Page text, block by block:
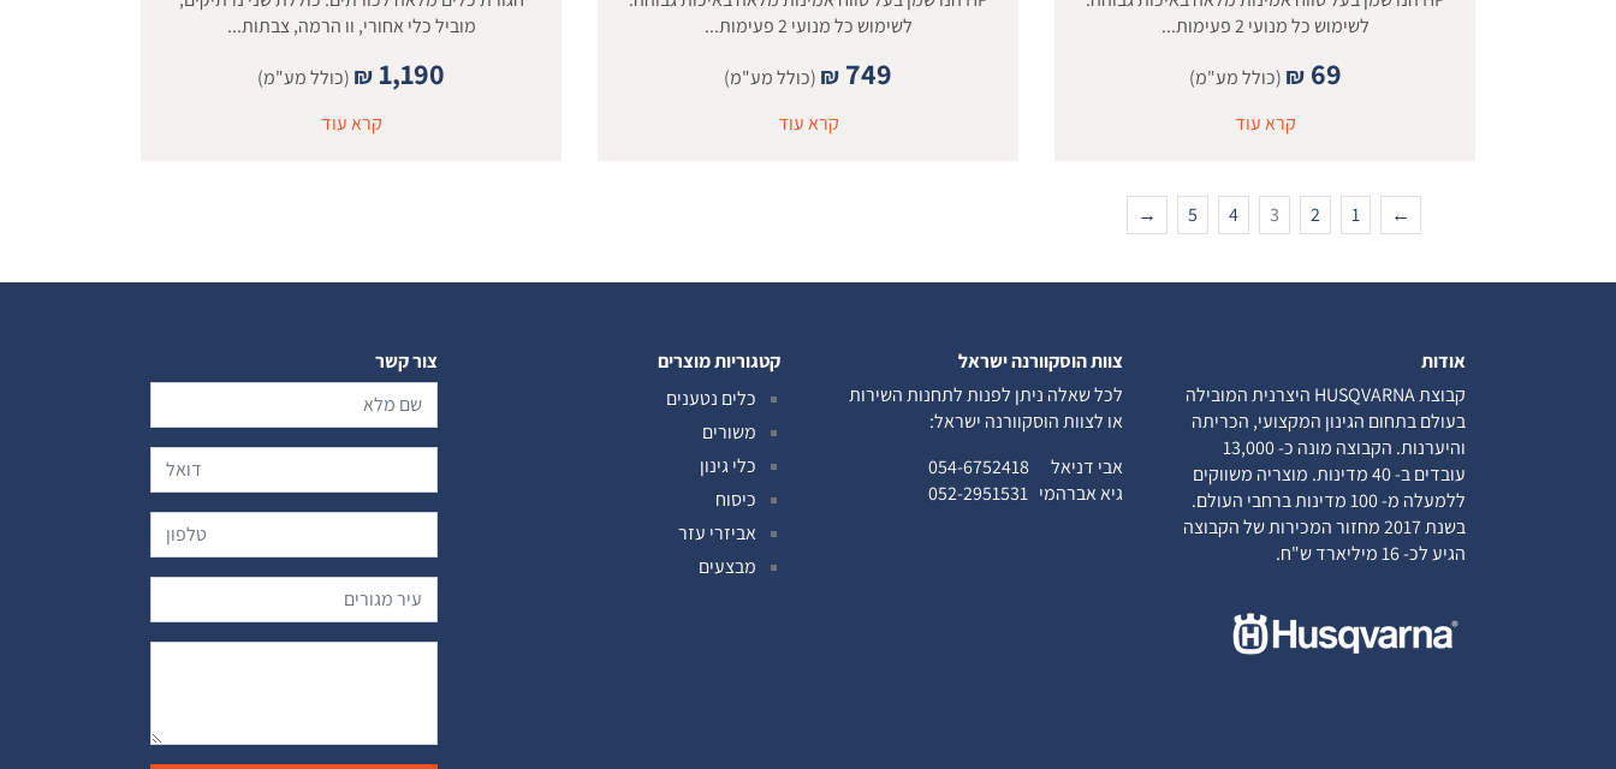
לשימוש כל מנועי 2 פעימות...
₪ 69
(כולל מע"מ)
קרא עוד
לשימוש כל מנועי 2 פעימות...
₪ 749
(כולל מע"מ)
קרא עוד
מוביל כלי אחורי, וו הרמה, צבתות...
₪ 1,190
(כולל מע"מ)
קרא עוד
←
1
2
3
4
5
→
אודות
קבוצת HUSQVARNA היצרנית המובילה
בעולם בתחום הגינון המקצועי, הכריתה
והיערנות. הקבוצה מונה כ- 13,000
עובדים ב- 40 מדינות. מוצריה משווקים
ללמעלה מ- 100 מדינות ברחבי העולם.
בשנת 2017 מחזור המכירות של הקבוצה
הגיע לכ- 16 מיליארד ש"ח.
צוות הוסקוורנה ישראל
לכל שאלה ניתן לפנות לתחנות השירות
או לצוות הוסקוורנה ישראל:
אבי דניאל 054-6752418
גיא אברהמי 052-2951531
קטגוריות מוצרים
כלים נטענים
משורים
כלי גינון
כיסוח
אביזרי עזר
מבצעים
צור קשר